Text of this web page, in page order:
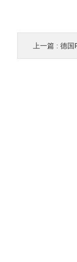
上一篇 : 德国